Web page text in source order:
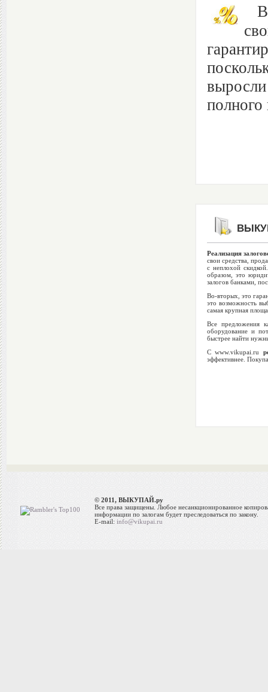
В
полного
Реализация
свои средства,
с неплохой
образом, это
залогов банками,
Во-вторых, это
это возможность
самая крупная
Все предложения
оборудование и
быстрее найти
С www.vikupai.ru
эффективнее.
© 2011, ВЫКУПАЙ.ру
Все права защищены. Любое несанкционированное
информации по залогам будет преследоваться по закону.
E-mail: info@vikupai.ru